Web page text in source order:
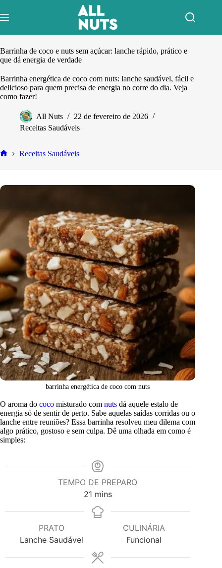
para
o
Barrinha de coco e nuts sem açúcar: lanche rápido, prático e
que dá energia de verdade
Barrinha energética de coco com nuts: lanche saudável, fácil e
delicioso para quem precisa de energia no corre do dia. Veja
como fazer!
All Nuts
22 de fevereiro de 2026
Receitas Saudáveis
Receitas Saudáveis
barrinha energética de coco com nuts
O aroma do coco misturado com nuts dá aquele estalo de
energia só de sentir de perto. Sabe aquelas saídas corridas ou o
lanche entre reuniões? Essa barrinha resolveu meu dilema com
algo prático, gostoso e sem culpa. Dê uma olhada em como é
simples:
TEMPO DE PREPARO
21minutes
mins
PRATO
Lanche Saudável
CULINÁRIA
Funcional